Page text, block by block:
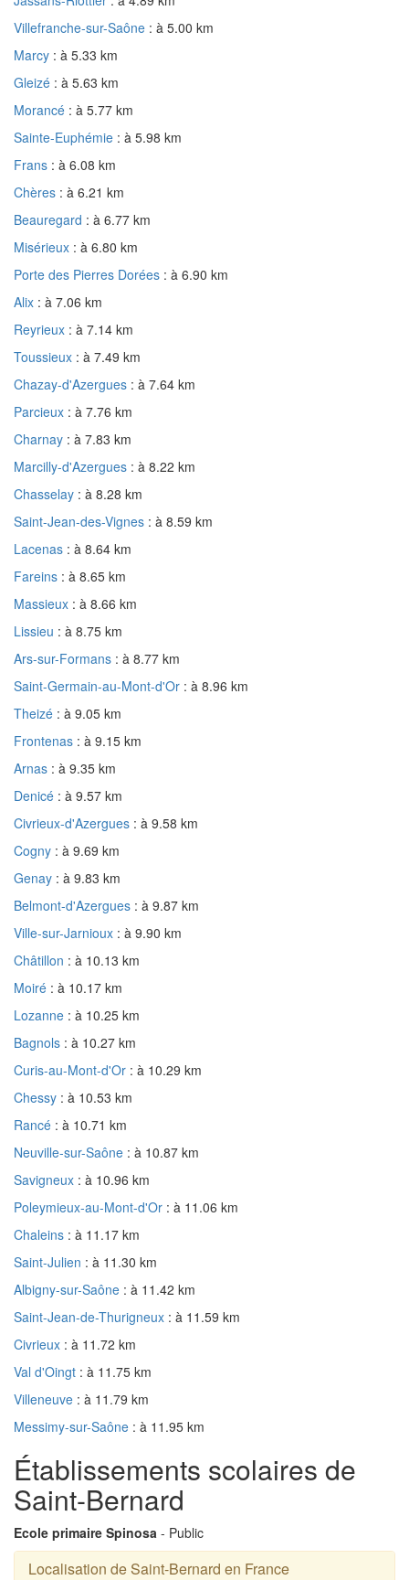
Villefranche-sur-Saône : à 5.00 km
Marcy : à 5.33 km
Gleizé : à 5.63 km
Morancé : à 5.77 km
Sainte-Euphémie : à 5.98 km
Frans : à 6.08 km
Chères : à 6.21 km
Beauregard : à 6.77 km
Misérieux : à 6.80 km
Porte des Pierres Dorées : à 6.90 km
Alix : à 7.06 km
Reyrieux : à 7.14 km
Toussieux : à 7.49 km
Chazay-d'Azergues : à 7.64 km
Parcieux : à 7.76 km
Charnay : à 7.83 km
Marcilly-d'Azergues : à 8.22 km
Chasselay : à 8.28 km
Saint-Jean-des-Vignes : à 8.59 km
Lacenas : à 8.64 km
Fareins : à 8.65 km
Massieux : à 8.66 km
Lissieu : à 8.75 km
Ars-sur-Formans : à 8.77 km
Saint-Germain-au-Mont-d'Or : à 8.96 km
Theizé : à 9.05 km
Frontenas : à 9.15 km
Arnas : à 9.35 km
Denicé : à 9.57 km
Civrieux-d'Azergues : à 9.58 km
Cogny : à 9.69 km
Genay : à 9.83 km
Belmont-d'Azergues : à 9.87 km
Ville-sur-Jarnioux : à 9.90 km
Châtillon : à 10.13 km
Moiré : à 10.17 km
Lozanne : à 10.25 km
Bagnols : à 10.27 km
Curis-au-Mont-d'Or : à 10.29 km
Chessy : à 10.53 km
Rancé : à 10.71 km
Neuville-sur-Saône : à 10.87 km
Savigneux : à 10.96 km
Poleymieux-au-Mont-d'Or : à 11.06 km
Chaleins : à 11.17 km
Saint-Julien : à 11.30 km
Albigny-sur-Saône : à 11.42 km
Saint-Jean-de-Thurigneux : à 11.59 km
Civrieux : à 11.72 km
Val d'Oingt : à 11.75 km
Villeneuve : à 11.79 km
Messimy-sur-Saône : à 11.95 km
Établissements scolaires de
Saint-Bernard
Ecole primaire Spinosa - Public
Localisation de Saint-Bernard en France